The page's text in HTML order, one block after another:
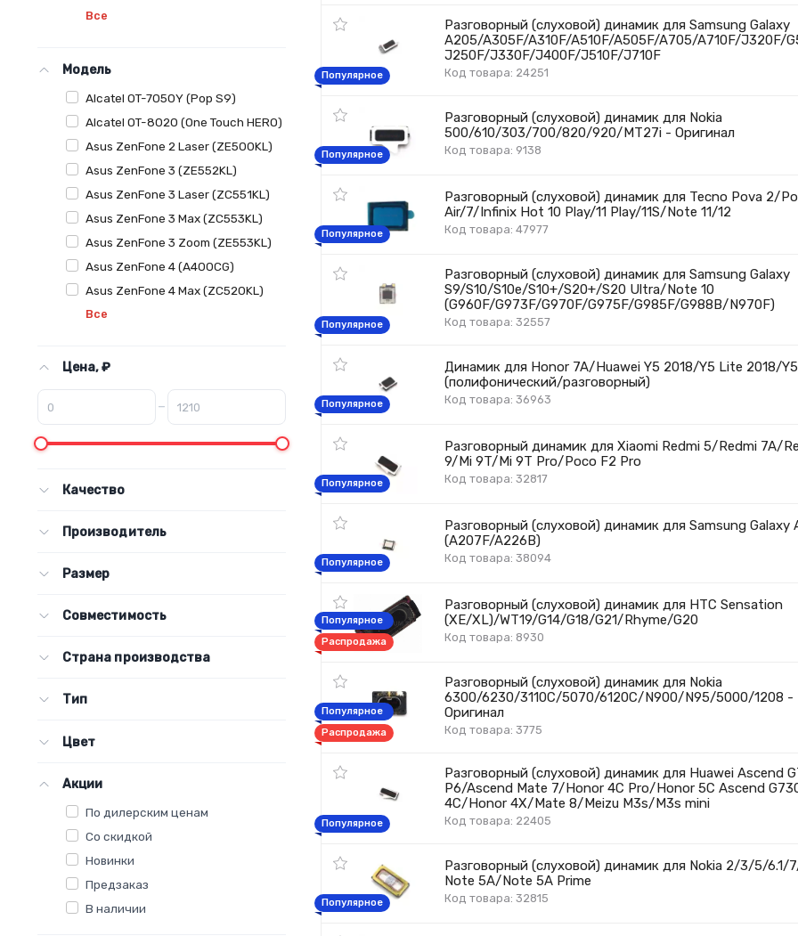
Все
Модель
Alcatel OT-7050Y (Pop S9)
Alcatel OT-8020 (One Touch HERO)
Asus ZenFone 2 Laser (ZE500KL)
Asus ZenFone 3 (ZE552KL)
Asus ZenFone 3 Laser (ZC551KL)
Asus ZenFone 3 Max (ZC553KL)
Asus ZenFone 3 Zoom (ZE553KL)
Asus ZenFone 4 (A400CG)
Asus ZenFone 4 Max (ZC520KL)
Все
Цена, ₽
–
Качество
Производитель
Размер
Совместимость
Страна производства
Тип
Цвет
Акции
По дилерским ценам
Со скидкой
Новинки
Предзаказ
В наличии
Разговорный (слуховой) динамик для Samsung Galaxy
A205/A305F/A310F/A510F/A505F/A705/A710F/J320F/
J250F/J330F/J400F/J510F/J710F
Код товара: 24251
Популярное
Разговорный (слуховой) динамик для Nokia
500/610/303/700/820/920/MT27i - Оригинал
Код товара: 9138
Популярное
Разговорный (слуховой) динамик для Tecno Pova 2/
Air/7/Infinix Hot 10 Play/11 Play/11S/Note 11/12
Код товара: 47977
Популярное
Разговорный (слуховой) динамик для Samsung Galaxy
S9/S10/S10e/S10+/S20+/S20 Ultra/Note 10
(G960F/G973F/G970F/G975F/G985F/G988B/N970F)
Код товара: 32557
Популярное
Динамик для Honor 7A/Huawei Y5 2018/Y5 Lite 2018/
(полифонический/разговорный)
Код товара: 36963
Популярное
Разговорный динамик для Xiaomi Redmi 5/Redmi 7A/
9/Mi 9T/Mi 9T Pro/Poco F2 Pro
Код товара: 32817
Популярное
Разговорный (слуховой) динамик для Samsung Galaxy
(A207F/A226B)
Код товара: 38094
Популярное
Разговорный (слуховой) динамик для HTC Sensation
(XE/XL)/WT19/G14/G18/G21/Rhyme/G20
Код товара: 8930
Популярное
Распродажа
Разговорный (слуховой) динамик для Nokia
6300/6230/3110C/5070/6120C/N900/N95/5000/1208 -
Оригинал
Код товара: 3775
Популярное
Распродажа
Разговорный (слуховой) динамик для Huawei Ascend
P6/Ascend Mate 7/Honor 4C Pro/Honor 5C Ascend
4C/Honor 4X/Mate 8/Meizu M3s/M3s mini
Код товара: 22405
Популярное
Разговорный (слуховой) динамик для Nokia 2/3/5/6.1/
Note 5A/Note 5A Prime
Код товара: 32815
Популярное